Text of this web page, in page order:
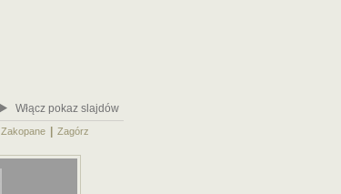
Włącz pokaz slajdów
Zakopane Zagórz